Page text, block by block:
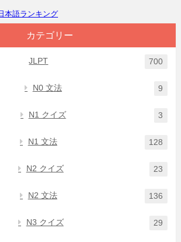
本語ランキング
カテゴリー
JLPT 700
N0 文法 9
N1 クイズ 3
N1 文法 128
N2 クイズ 23
N2 文法 136
N3 クイズ 29